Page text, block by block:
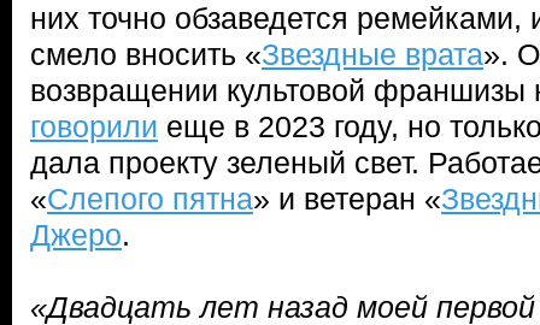
них точно обзаведется ремейками,
смело вносить «Звездные врата».
возвращении культовой франшизы
говорили еще в 2023 году, но
дала проекту зеленый свет.
«Слепого пятна» и ветеран «
Джеро.
«Двадцать лет назад моей